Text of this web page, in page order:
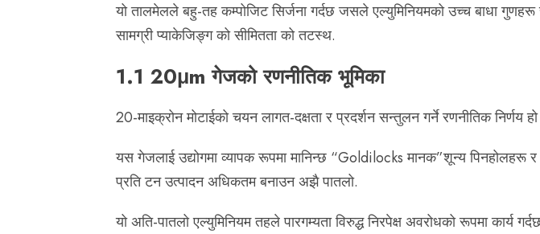
यो तालमेलले बहु-तह कम्पोजिट सिर्जना गर्दछ जसले एल्युमिनियमको उच्च बाधा
सामग्री प्याकेजिङ्ग को सीमितता को तटस्थ.
1.1 20μm गेजको रणनीतिक भूमिका
20-माइक्रोन मोटाईको चयन लागत-दक्षता र प्रदर्शन सन्तुलन गर्ने रणनीतिक निर्णय
यस गेजलाई उद्योगमा व्यापक रूपमा मानिन्छ “Goldilocks मानक”शून्य पिनहोलहरू र
प्रति टन उत्पादन अधिकतम बनाउन अझै पातलो.
यो अति-पातलो एल्युमिनियम तहले पारगम्यता विरुद्ध निरपेक्ष अवरोधको रूपमा